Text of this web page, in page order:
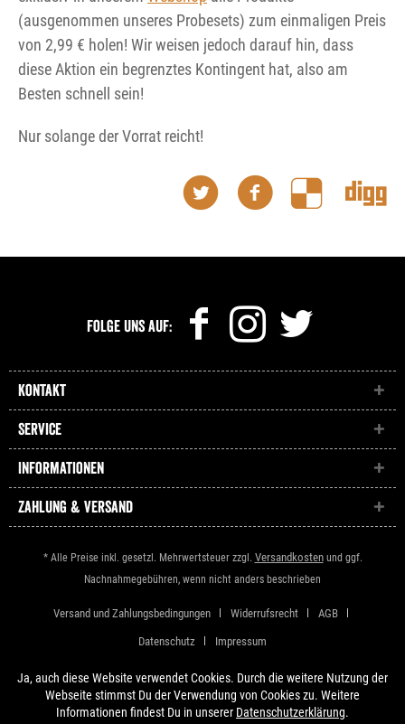
(ausgenommen unseres Probesets) zum einmaligen Preis
von 2,99 € holen! Wir weisen jedoch darauf hin, dass
diese Aktion ein begrenztes Kontingent hat, also am
Besten schnell sein!
Nur solange der Vorrat reicht!
Folge uns auf:
Kontakt
Service
Informationen
Zahlung & Versand
* Alle Preise inkl. gesetzl. Mehrwertsteuer zzgl. Versandkostenund ggf.
Nachnahmegebühren, wenn nicht anders beschrieben
Versand und Zahlungsbedingungen Widerrufsrecht AGB
Datenschutz Impressum
Ja, auch diese Website verwendet Cookies. Durch die weitere Nutzung der
Webseite stimmst Du der Verwendung von Cookies zu. Weitere
Informationen findest Du in unserer Datenschutzerklärung.